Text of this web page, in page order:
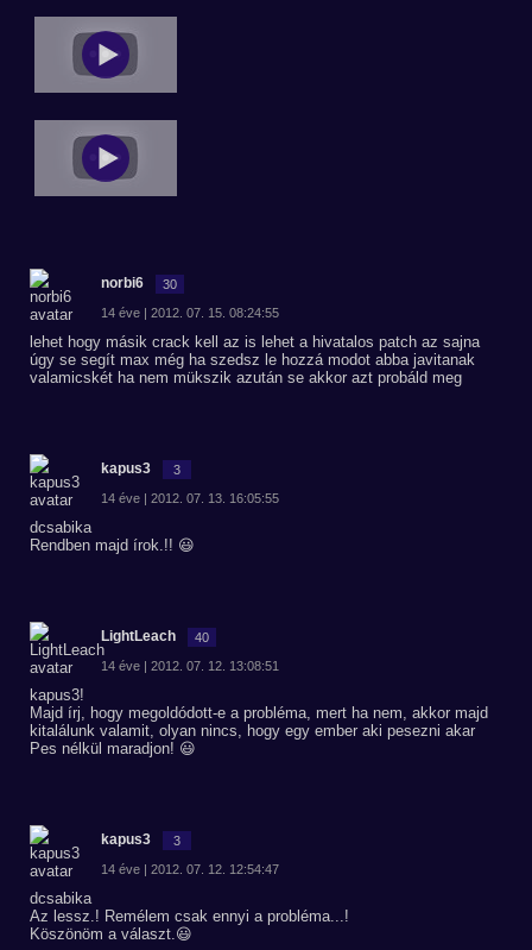
norbi6 30
14 éve | 2012. 07. 15. 08:24:55
lehet hogy másik crack kell az is lehet a hivatalos patch az sajna
úgy se segít max még ha szedsz le hozzá modot abba javitanak
valamicskét ha nem mükszik azután se akkor azt probáld meg
kapus3 3
14 éve | 2012. 07. 13. 16:05:55
dcsabika
Rendben majd írok.!! 😃
LightLeach 40
14 éve | 2012. 07. 12. 13:08:51
kapus3!
Majd írj, hogy megoldódott-e a probléma, mert ha nem, akkor majd
kitalálunk valamit, olyan nincs, hogy egy ember aki pesezni akar
Pes nélkül maradjon! 😃
kapus3 3
14 éve | 2012. 07. 12. 12:54:47
dcsabika
Az lessz.! Remélem csak ennyi a probléma...!
Köszönöm a választ.😃